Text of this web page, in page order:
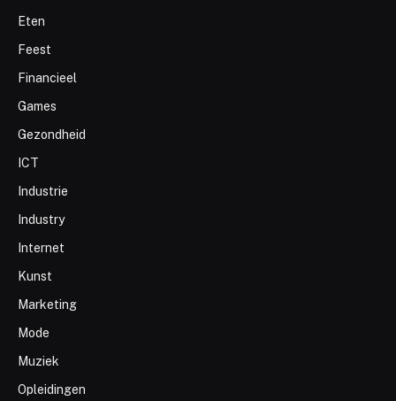
Eten
Feest
Financieel
Games
Gezondheid
ICT
Industrie
Industry
Internet
Kunst
Marketing
Mode
Muziek
Opleidingen